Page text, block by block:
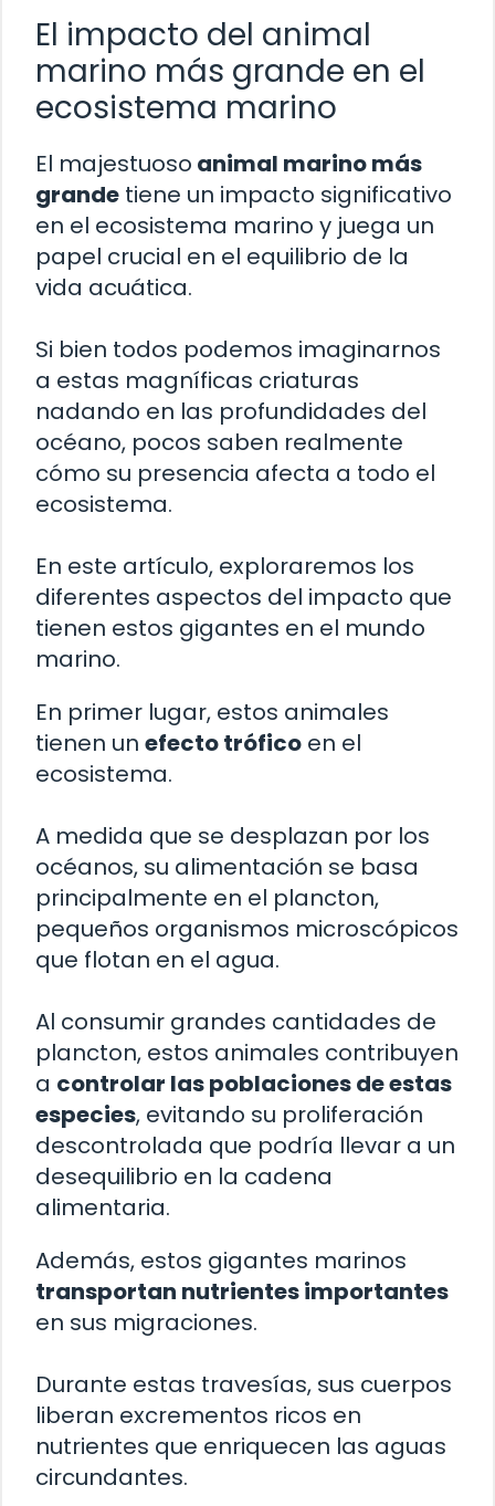
El impacto del animal
marino más grande en el
ecosistema marino
El majestuoso animal marino más
grande tiene un impacto significativo
en el ecosistema marino y juega un
papel crucial en el equilibrio de la
vida acuática.
Si bien todos podemos imaginarnos
a estas magníficas criaturas
nadando en las profundidades del
océano, pocos saben realmente
cómo su presencia afecta a todo el
ecosistema.
En este artículo, exploraremos los
diferentes aspectos del impacto que
tienen estos gigantes en el mundo
marino.
En primer lugar, estos animales
tienen un efecto trófico en el
ecosistema.
A medida que se desplazan por los
océanos, su alimentación se basa
principalmente en el plancton,
pequeños organismos microscópicos
que flotan en el agua.
Al consumir grandes cantidades de
plancton, estos animales contribuyen
a controlar las poblaciones de estas
especies, evitando su proliferación
descontrolada que podría llevar a un
desequilibrio en la cadena
alimentaria.
Además, estos gigantes marinos
transportan nutrientes importantes
en sus migraciones.
Durante estas travesías, sus cuerpos
liberan excrementos ricos en
nutrientes que enriquecen las aguas
circundantes.